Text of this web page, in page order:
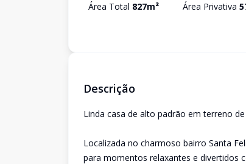
Área Total 827m² Área Privativa
Descrição
Linda casa de alto padrão em terreno
Localizada no charmoso bairro Santa
para momentos relaxantes e divertidos